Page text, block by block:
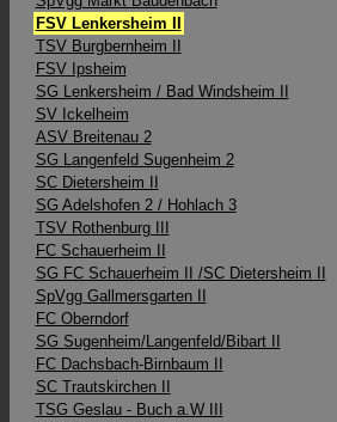
FSV Lenkersheim II
TSV Burgbernheim II
FSV Ipsheim
SG Lenkersheim / Bad Windsheim II
SV Ickelheim
ASV Breitenau 2
SG Langenfeld Sugenheim 2
SC Dietersheim II
SG Adelshofen 2 / Hohlach 3
TSV Rothenburg III
FC Schauerheim II
SG FC Schauerheim II /​SC Dietersheim II
SpVgg Gallmersgarten II
FC Oberndorf
SG Sugenheim/Langenfeld/Bibart II
FC Dachsbach-Birnbaum II
SC Trautskirchen II
TSG Geslau - Buch a.W III